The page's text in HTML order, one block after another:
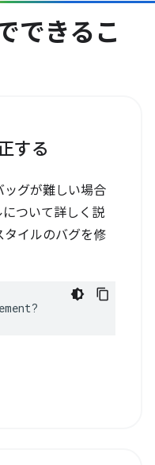
できるこ
する
ッグが難しい場合
ついて詳しく説
タイルのバグを修